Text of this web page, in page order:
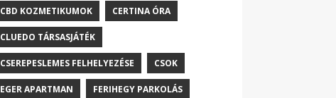
CBD KOZMETIKUMOK CERTINA ÓRA
CLUEDO TÁRSASJÁTÉK
CSEREPESLEMES FELHELYEZÉSE CSOK
EGER APARTMAN FERIHEGY PARKOLÁS